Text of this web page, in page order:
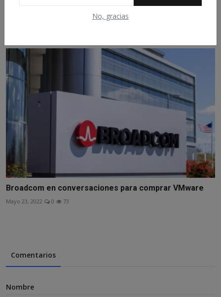
No, gracias
Apple integrará implantes cerebrales a sus dispositivos
Broadcom en conversaciones para comprar VMware
Mayo 23, 2022 0 73
Comentarios
Nombre